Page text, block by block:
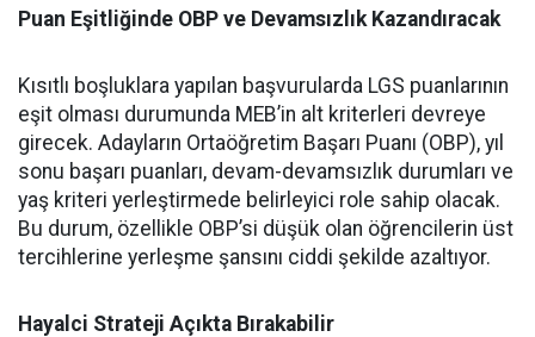
Puan Eşitliğinde OBP ve Devamsızlık Kazandıracak
Kısıtlı boşluklara yapılan başvurularda LGS puanlarının
eşit olması durumunda MEB’in alt kriterleri devreye
girecek. Adayların Ortaöğretim Başarı Puanı (OBP), yıl
sonu başarı puanları, devam-devamsızlık durumları ve
yaş kriteri yerleştirmede belirleyici role sahip olacak.
Bu durum, özellikle OBP’si düşük olan öğrencilerin üst
tercihlerine yerleşme şansını ciddi şekilde azaltıyor.
Hayalci Strateji Açıkta Bırakabilir